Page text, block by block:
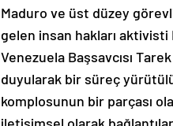
Maduro ve üst düzey
gelen insan hakları aktivisti
Venezuela Başsavcısı
duyularak bir süreç
komplosunun bir parçası